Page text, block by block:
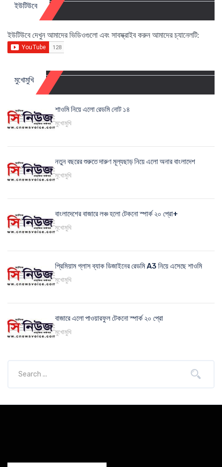
ইউটিউবে
ইউটিউবে দেখুন আমাদের ভিডিওগুলো এবং সাবস্ক্রাইব করুন আমাদের চ্যানেলটি:
মুখোমুখি
শাওমি নিয়ে এলো রেডমি নোট ১৪
মুখোমুখি
নতুন বছরের শুরুতে দারুণ মূল্যছাড় নিয়ে এলো অনার বাংলাদেশ
মুখোমুখি
বাংলাদেশের বাজারে লঞ্চ হলো টেকনো স্পার্ক ২০ প্রো+
মুখোমুখি
প্রিমিয়াম গ্লাস ব্যাক ডিজাইনের রেডমি A3 নিয়ে এসেছে শাওমি
মুখোমুখি
বাজারে এলো পাওয়ারফুল টেকনো স্পার্ক ২০ প্রো
মুখোমুখি